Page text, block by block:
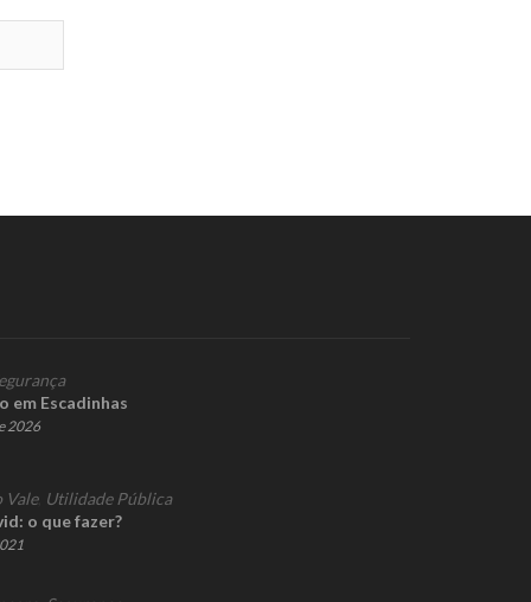
em Escadinhas
2026
Vale, Utilidade Pública
o que fazer?